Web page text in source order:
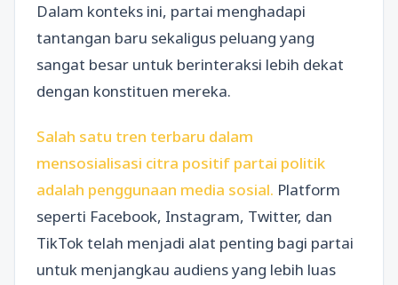
Dalam konteks ini, partai menghadapi
tantangan baru sekaligus peluang yang
sangat besar untuk berinteraksi lebih dekat
dengan konstituen mereka.
Salah satu tren terbaru dalam
mensosialisasi citra positif partai politik
adalah penggunaan media sosial. Platform
seperti Facebook, Instagram, Twitter, dan
TikTok telah menjadi alat penting bagi partai
untuk menjangkau audiens yang lebih luas